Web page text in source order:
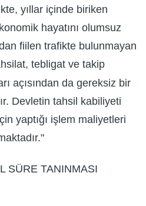
yıllar içinde biriken
hayatını olumsuz
fiilen trafikte bulunmayan
tebligat ve takip
açısından da gereksiz bir
Devletin tahsil kabiliyeti
yaptığı işlem maliyetleri
SÜRE TANINMASI